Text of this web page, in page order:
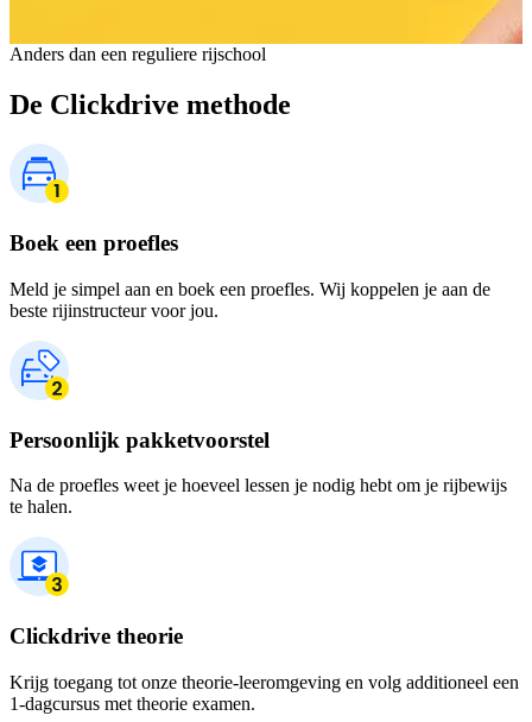
Anders dan een reguliere rijschool
De Clickdrive methode
Boek een proefles
Meld je simpel aan en boek een proefles. Wij koppelen je aan de
beste rijinstructeur voor jou.
Persoonlijk pakketvoorstel
Na de proefles weet je hoeveel lessen je nodig hebt om je rijbewijs
te halen.
Clickdrive theorie
Krijg toegang tot onze theorie-leeromgeving en volg additioneel een
1-dagcursus met theorie examen.